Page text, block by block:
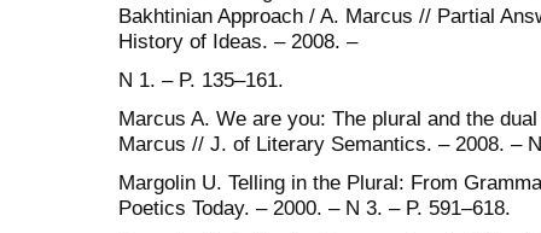
Bakhtinian Approach / A. Marcus // Partial
History of Ideas. – 2008. –
N 1. – P. 135–161.
Marcus A. We are you: The plural and the
Marcus // J. of Literary Semantics. – 2008. –
Margolin U. Telling in the Plural: From
Poetics Today. – 2000. – N 3. – P. 591–618.